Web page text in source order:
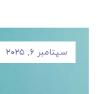
سپتامبر ۶, ۲۰۲۵